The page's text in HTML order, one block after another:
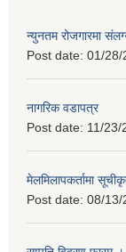
न्युनतम रोजगारमा
Post date: 01/28/
नागरिक वडापत्र
Post date: 11/23/
मेलमिलापकर्तामा
Post date: 08/13/